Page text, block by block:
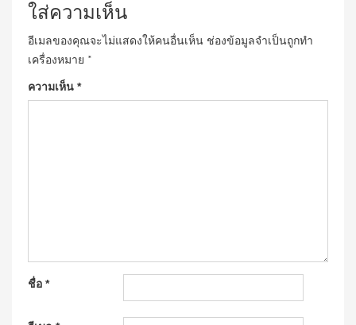
ใส่ความเห็น
อีเมลของคุณจะไม่แสดงให้คนอื่นเห็น ช่องข้อมูลจำเป็นถูกทำ
เครื่องหมาย *
ความเห็น *
ชื่อ *